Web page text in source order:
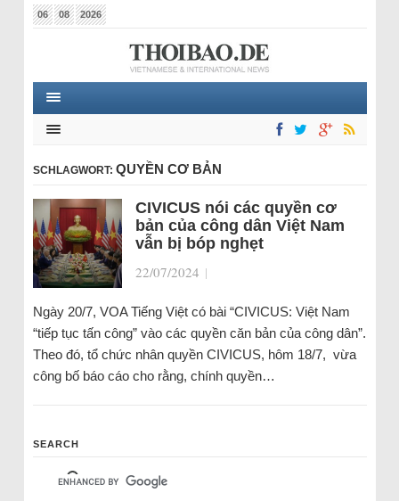
06 08 2026
SCHLAGWORT: QUYỀN CƠ BẢN
CIVICUS nói các quyền cơ
bản của công dân Việt Nam
vẫn bị bóp nghẹt
22/07/2024 |
Ngày 20/7, VOA Tiếng Việt có bài “CIVICUS: Việt Nam
“tiếp tục tấn công” vào các quyền căn bản của công dân”.
Theo đó, tổ chức nhân quyền CIVICUS, hôm 18/7, vừa
công bố báo cáo cho rằng, chính quyền…
SEARCH